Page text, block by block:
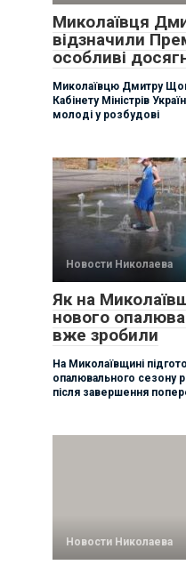
Миколаївця
відзначили
особливі
Миколаївцю Дмитру
Кабінету Міністрів
молоді у розбудові
Новости Николаева
Як на
нового
вже зробили
На Миколаївщині
опалювального сезону
після завершення
Новости Николаева